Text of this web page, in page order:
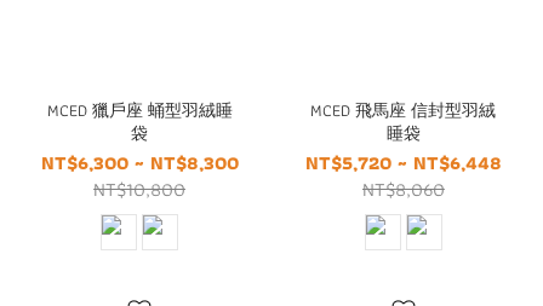
MCED 獵戶座 蛹型羽絨睡
袋
NT$6,300 ~ NT$8,300
NT$10,800
MCED 飛馬座 信封型羽絨
睡袋
NT$5,720 ~ NT$6,448
NT$8,060